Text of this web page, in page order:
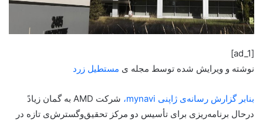
[ad_1]
نوشته و ویرایش شده توسط مجله ی مستطیل زرد
بنابر گزارش رسانه‌ی ژاپنی mynavi،
شرکت AMD به گمان زیادً
درحال برنامه‌ریزی برای تأسیس دو مرکز تحقیق‌و‌گسترش‌ی تازه در